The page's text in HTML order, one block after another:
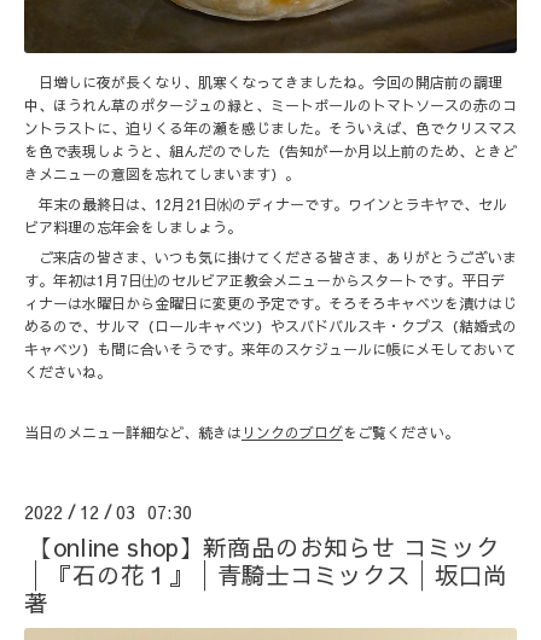
日増しに夜が長くなり、肌寒くなってきましたね。今回の開店前の調理
中、ほうれん草のポタージュの緑と、ミートボールのトマトソースの赤のコ
ントラストに、迫りくる年の瀬を感じました。そういえば、色でクリスマス
を色で表現しようと、組んだのでした（告知が一か月以上前のため、ときど
きメニューの意図を忘れてしまいます）。
年末の最終日は、12月21日㈬のディナーです。ワインとラキヤで、セル
ビア料理の忘年会をしましょう。
ご来店の皆さま、いつも気に掛けてくださる皆さま、ありがとうございま
す。年初は1月7日㈯のセルビア正教会メニューからスタートです。平日デ
ィナーは水曜日から金曜日に変更の予定です。そろそろキャベツを漬けはじ
めるので、サルマ（ロールキャベツ）やスバドバルスキ・クプス（結婚式の
キャベツ）も間に合いそうです。来年のスケジュールに帳にメモしておいて
くださいね。
当日のメニュー詳細など、続きは リンクのブログをご覧ください。
2022 / 12 /03 07:30
【online shop】新商品のお知らせ コミック
│『石の花１』│青騎士コミックス│坂口尚
著